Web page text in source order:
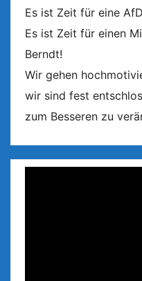
Es ist Zeit für eine
Es ist Zeit für einen
Berndt!
Wir gehen
wir sind fest
zum Besseren zu